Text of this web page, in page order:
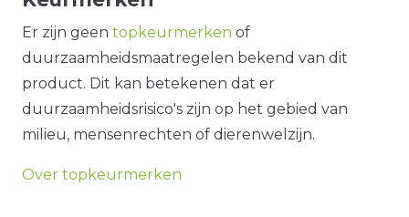
Er zijn geen topkeurmerken of
duurzaamheidsmaatregelen bekend van dit
product. Dit kan betekenen dat er
duurzaamheidsrisico's zijn op het gebied van
milieu, mensenrechten of dierenwelzijn.
Over topkeurmerken